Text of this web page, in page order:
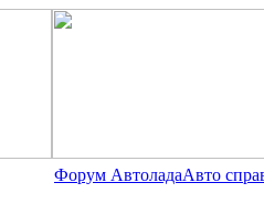
Форум АвтоладаАвто